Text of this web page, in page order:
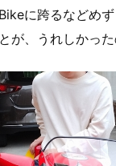
に跨るなどめず
、うれしかった